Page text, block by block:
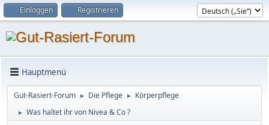
Einloggen Registrieren
Hauptmenü
Gut-Rasiert-Forum ► Die Pflege ► Körperpflege
► Was haltet ihr von Nivea & Co ?